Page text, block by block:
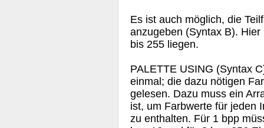
Es ist auch möglich, die
anzugeben (Syntax B).
bis 255 liegen.
PALETTE USING (Syntax
einmal; die dazu nötigen
gelesen. Dazu muss ein
ist, um Farbwerte für jeden
zu enthalten. Für 1 bpp